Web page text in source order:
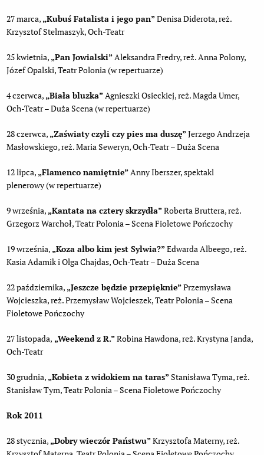
27 marca, „Kubuś Fatalista i jego pan”Denisa Diderota, reż.
Krzysztof Stelmaszyk, Och-Teatr
25 kwietnia, „Pan Jowialski”Aleksandra Fredry, reż. Anna Polony,
Józef Opalski, Teatr Polonia (w repertuarze)
4 czerwca, „Biała bluzka”Agnieszki Osieckiej, reż. Magda Umer,
Och-Teatr – Duża Scena (w repertuarze)
28 czerwca, „Zaświaty czyli czy pies ma duszę”Jerzego Andrzeja
Masłowskiego, reż. Maria Seweryn, Och-Teatr – Duża Scena
12 lipca, „Flamenco namiętnie”Anny Iberszer, spektakl
plenerowy (w repertuarze)
9 września, „Kantata na cztery skrzydła”Roberta Bruttera, reż.
Grzegorz Warchoł, Teatr Polonia – Scena Fioletowe Pończochy
19 września, „Koza albo kim jest Sylwia?”Edwarda Albeego, reż.
Kasia Adamik i Olga Chajdas, Och-Teatr – Duża Scena
22 października, „Jeszcze będzie przepięknie”Przemysława
Wojcieszka, reż. Przemysław Wojcieszek, Teatr Polonia – Scena
Fioletowe Pończochy
27 listopada, „Weekend z R.”Robina Hawdona, reż. Krystyna Janda,
Och-Teatr
30 grudnia, „Kobieta z widokiem na taras”Stanisława Tyma, reż.
Stanisław Tym, Teatr Polonia – Scena Fioletowe Pończochy
Rok 2011
28 stycznia, „Dobry wieczór Państwu”Krzysztofa Materny, reż.